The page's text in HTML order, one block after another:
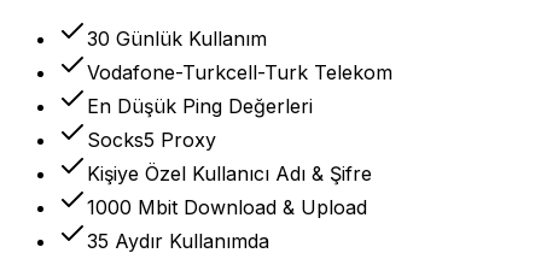
30 Günlük Kullanım
Vodafone-Turkcell-Turk Telekom
En Düşük Ping Değerleri
Socks5 Proxy
Kişiye Özel Kullanıcı Adı & Şifre
1000 Mbit Download & Upload
35 Aydır Kullanımda